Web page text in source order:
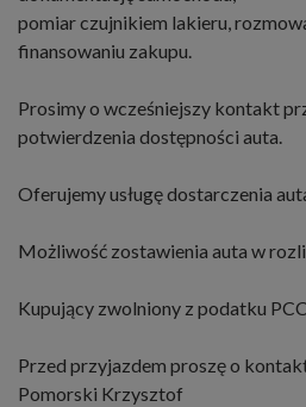
pomiar czujnikiem lakieru,
finansowaniu zakupu.
Prosimy o wcześniejszy kontakt
potwierdzenia dostępności auta.
Oferujemy usługę dostarczenia
Możliwość zostawienia auta w
Kupujący zwolniony z podatku
Przed przyjazdem proszę o
Pomorski Krzysztof